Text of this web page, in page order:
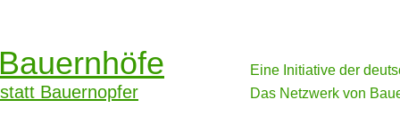
statt Bauernopfer
Eine Initiative der
Das Netzwerk von